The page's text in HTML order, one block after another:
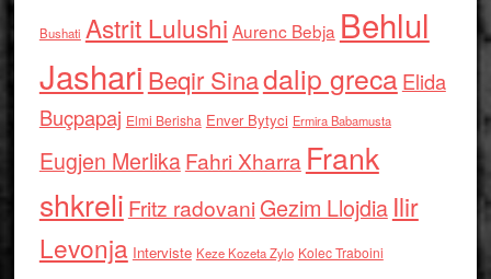
Bushati Astrit Lulushi Aurenc Bebja Behlul
Jashari Beqir Sinadalip grecaElida
Buçpapaj Elmi Berisha Enver Bytyci Ermira Babamusta
Eugjen MerlikaFahri Xharra Frank
shkreli Fritz radovaniGezim Llojdia Ilir
Levonja Interviste Keze Kozeta Zylo Kolec Traboini